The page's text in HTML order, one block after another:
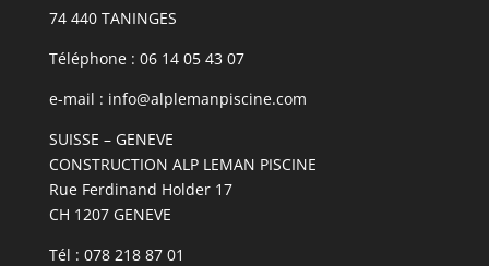
74 440 TANINGES
Téléphone : 06 14 05 43 07
e-mail : info@alplemanpiscine.com
SUISSE – GENEVE
CONSTRUCTION ALP LEMAN PISCINE
Rue Ferdinand Holder 17
CH 1207 GENEVE
Tél : 078 218 87 01